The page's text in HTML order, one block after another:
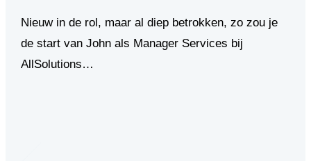
Nieuw in de rol, maar al diep betrokken, zo zou je
de start van John als Manager Services bij
AllSolutions…